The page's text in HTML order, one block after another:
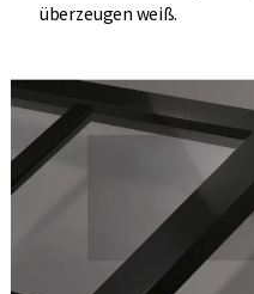
überzeugen weiß.